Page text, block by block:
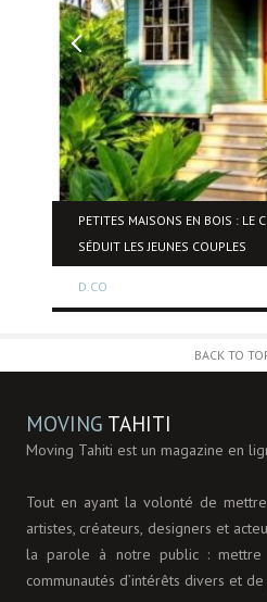
PETITES MAISONS EN BOIS : LE
SÉDUIT LES JEUNES COUPLES
D.CO
BACK TO
MOVING TAHITI
Moving Tahiti est un magazine en
Tout en ayant la volonté de
artistes, créateurs, designers et
la parole à notre public :
communautés d’intérêts divers et